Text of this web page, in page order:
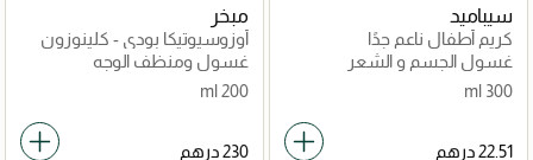
سيباميد
كريم أطفال ناعم جدًا
غسول الجسم و الشعر
300 ml
مبخر
أوزوسيوتيكا بودي - كلينوزون
بلس
غسول ومنظف الوجه
200 ml